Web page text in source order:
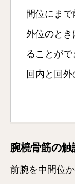
間位にま
外位のとき
ることが
回内と回外
腕橈骨筋の触
前腕を中間位